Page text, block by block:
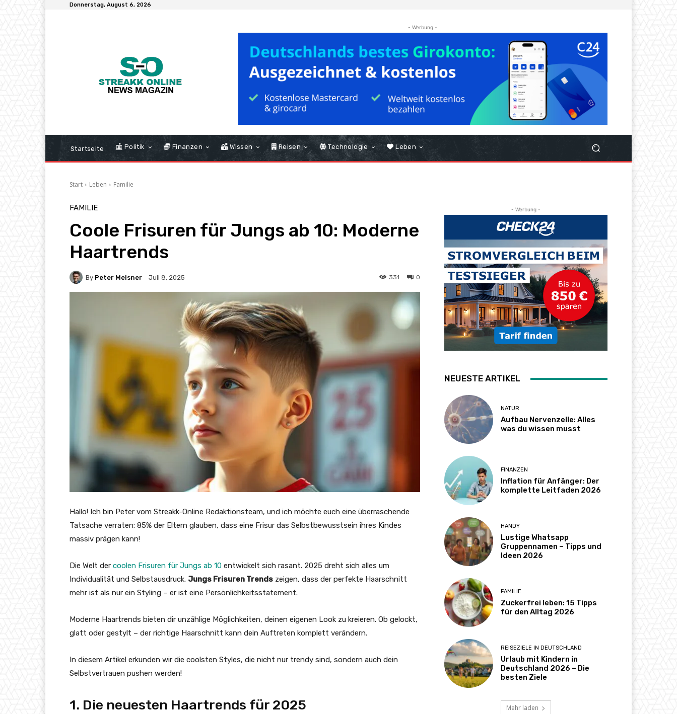
Donnerstag, August 6, 2026
- Werbung -
Startseite Politik Finanzen Wissen Reisen Technologie Leben
Start Leben Familie
FAMILIE
Coole Frisuren für Jungs ab 10: Moderne
Haartrends
By Peter Meisner Juli 8, 2025 0
331
Hallo! Ich bin Peter vom Streakk-Online Redaktionsteam, und ich möchte euch eine überraschende
Tatsache verraten: 85% der Eltern glauben, dass eine Frisur das Selbstbewusstsein ihres Kindes
massiv prägen kann!
Die Welt der coolen Frisuren für Jungs ab 10 entwickelt sich rasant. 2025 dreht sich alles um
Individualität und Selbstausdruck. Jungs Frisuren Trends zeigen, dass der perfekte Haarschnitt
mehr ist als nur ein Styling – er ist eine Persönlichkeitsstatement.
Moderne Haartrends bieten dir unzählige Möglichkeiten, deinen eigenen Look zu kreieren. Ob gelockt,
glatt oder gestylt – der richtige Haarschnitt kann dein Auftreten komplett verändern.
In diesem Artikel erkunden wir die coolsten Styles, die nicht nur trendy sind, sondern auch dein
Selbstvertrauen pushen werden!
1. Die neuesten Haartrends für 2025
- Werbung -
NEUESTE ARTIKEL
NATUR
Aufbau Nervenzelle: Alles
was du wissen musst
FINANZEN
Inflation für Anfänger: Der
komplette Leitfaden 2026
HANDY
Lustige Whatsapp
Gruppennamen – Tipps und
Ideen 2026
FAMILIE
Zuckerfrei leben: 15 Tipps
für den Alltag 2026
REISEZIELE IN DEUTSCHLAND
Urlaub mit Kindern in
Deutschland 2026 – Die
besten Ziele
Mehr laden